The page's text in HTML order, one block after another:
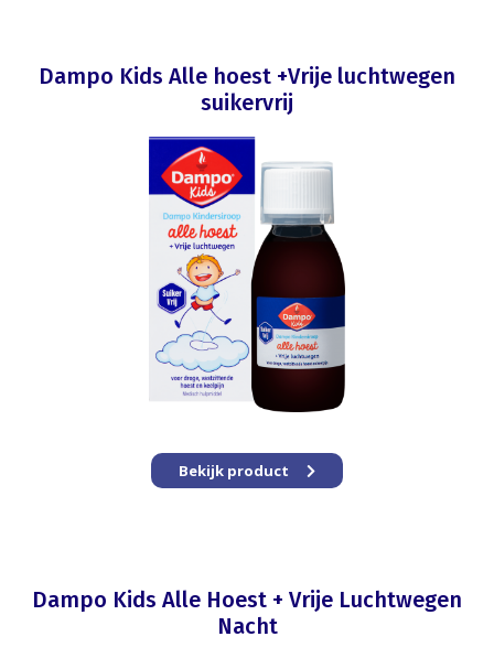
Dampo Kids Alle hoest +Vrije luchtwegen
suikervrij
Bekijk product
Dampo Kids Alle Hoest + Vrije Luchtwegen
Nacht